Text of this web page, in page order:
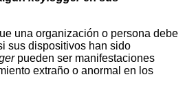
una organización o persona debe
sus dispositivos han sido
pueden ser manifestaciones
extraño o anormal en los